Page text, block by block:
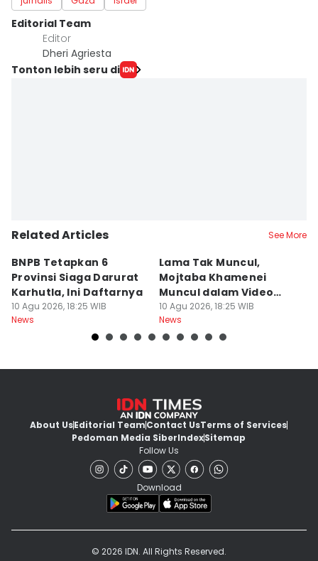
Editorial Team
Editor
Dheri Agriesta
Tonton lebih seru di
Related Articles See More
BNPB Tetapkan 6
Provinsi Siaga Darurat
Karhutla, Ini Daftarnya
10 Agu 2026, 18:25 WIB
News
Lama Tak Muncul,
Mojtaba Khamenei
Muncul dalam Video
Perdana 13 Detik
10 Agu 2026, 18:25 WIB
News
About UsEditorial TeamContact UsTerms of Services
Pedoman Media SiberIndexSitemap
Follow Us
Download
© 2026 IDN. All Rights Reserved.